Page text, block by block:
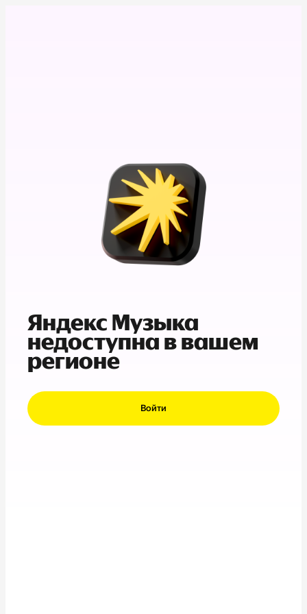
Яндекс Музыка
недоступна в вашем
регионе
Войти